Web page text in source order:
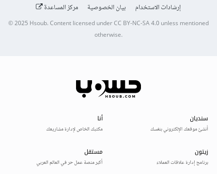
إرشادات الاستخدام
بيان الخصوصية مركز المساعدة
© 2025Hsoub.Content licensed underCC BY-NC-SA 4.0unless mentioned
otherwise.